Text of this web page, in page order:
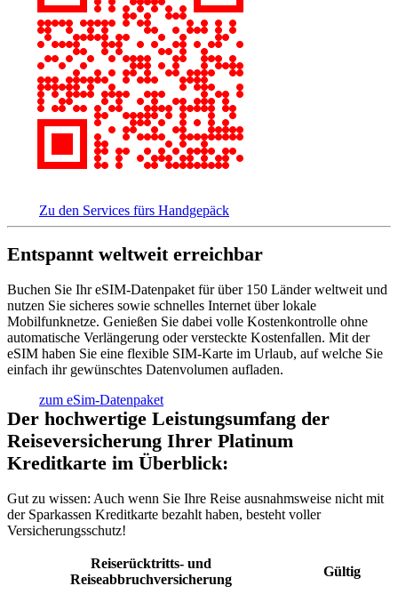
Zu den Services fürs Handgepäck
Entspannt weltweit erreichbar
Buchen Sie Ihr eSIM-Datenpaket für über 150 Länder weltweit und
nutzen Sie sicheres sowie schnelles Internet über lokale
Mobilfunknetze. Genießen Sie dabei volle Kostenkontrolle ohne
automatische Verlängerung oder versteckte Kostenfallen. Mit der
eSIM haben Sie eine flexible SIM-Karte im Urlaub, auf welche Sie
einfach ihr gewünschtes Datenvolumen aufladen.
zum eSim-Datenpaket
Der hochwertige Leistungsumfang der
Reiseversicherung Ihrer Platinum
Kreditkarte im Überblick:
Gut zu wissen: Auch wenn Sie Ihre Reise ausnahmsweise nicht mit
der Sparkassen Kreditkarte bezahlt haben, besteht voller
Versicherungsschutz!
Reiserücktritts- und
Reiseabbruchversicherung
Gültig